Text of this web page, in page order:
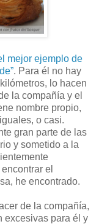
mejor ejemplo de
. Para él no hay
lo hacen
la compañía y el
nombre propio,
o casi.
gran parte de las
y sometido a la
el
he encontrado.
de la compañía,
excesivas para él y